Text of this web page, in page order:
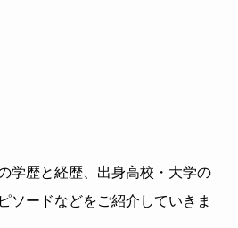
学歴と経歴、出身高校・大学の
ソードなどをご紹介していきま